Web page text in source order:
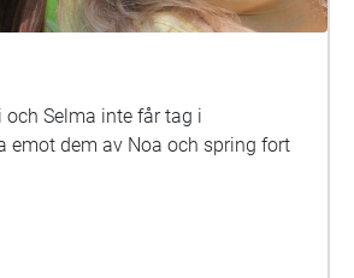
och Selma inte får tag i
emot dem av Noa och spring fort